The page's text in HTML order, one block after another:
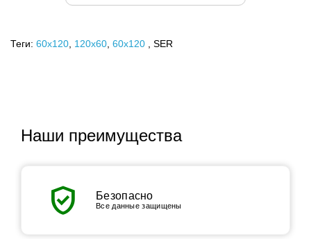
Теги: 60x120 120х60 60х120 , SER
Наши преимущества
verified_user Безопасно
Все данные защищены